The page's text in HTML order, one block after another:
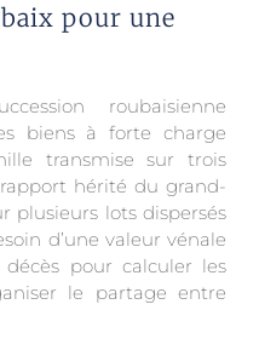
pour une
roubaisienne
biens à forte charge
transmise sur trois
hérité du grand-
plusieurs lots dispersés
d’une valeur vénale
pour calculer les
le partage entre